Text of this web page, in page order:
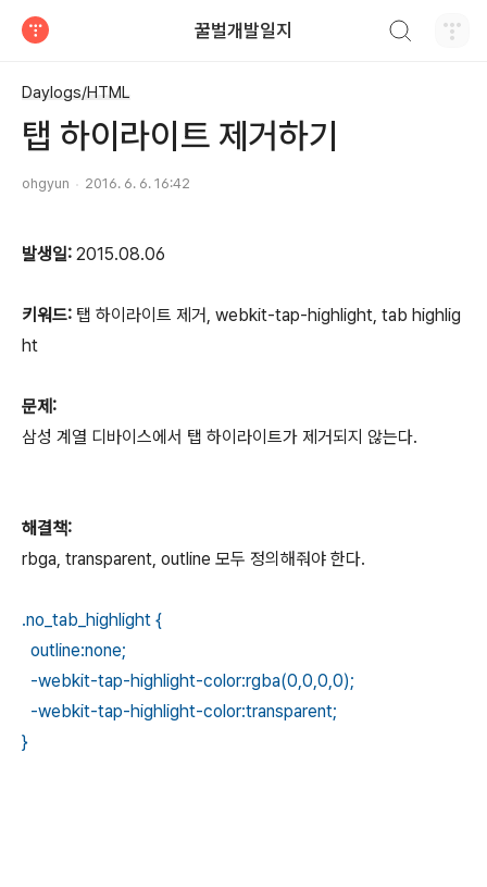
꿀벌개발일지
Daylogs/HTML
탭 하이라이트 제거하기
ohgyun 2016. 6. 6. 16:42
발생일: 2015.08.06
키워드: 탭 하이라이트 제거, webkit-tap-highlight, tab highlig
ht
문제:
삼성 계열 디바이스에서 탭 하이라이트가 제거되지 않는다.
해결책:
rbga, transparent, outline 모두 정의해줘야 한다.
.no_tab_highlight {
outline:none;
-webkit-tap-highlight-color:rgba(0,0,0,0);
-webkit-tap-highlight-color:transparent;
}